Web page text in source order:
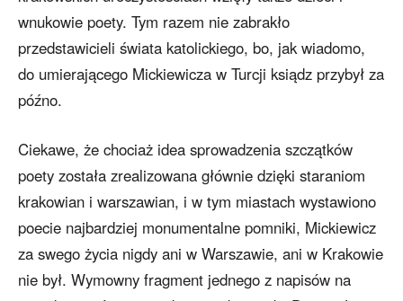
wnukowie poety. Tym razem nie zabrakło
przedstawicieli świata katolickiego, bo, jak wiadomo,
do umierającego Mickiewicza w Turcji ksiądz przybył za
późno.
Ciekawe, że chociaż idea sprowadzenia szczątków
poety została zrealizowana głównie dzięki staraniom
krakowian i warszawian, i w tym miastach wystawiono
poecie najbardziej monumentalne pomniki, Mickiewicz
za swego życia nigdy ani w Warszawie, ani w Krakowie
nie był. Wymowny fragment jednego z napisów na